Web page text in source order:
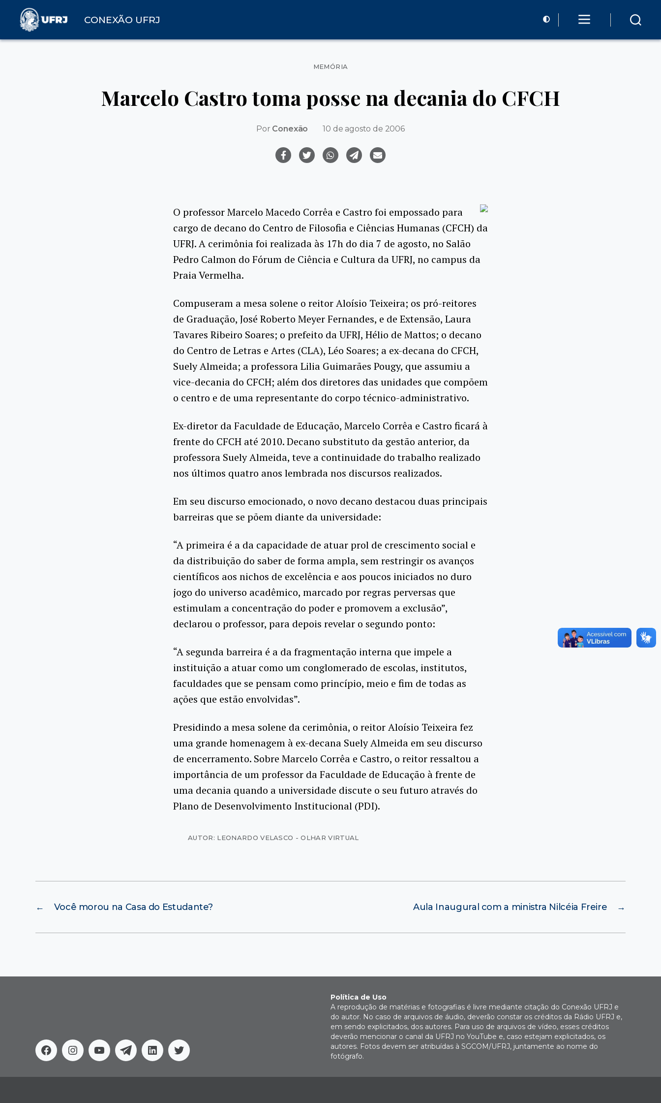
CONEXÃO UFRJ
Categorias
MEMÓRIA
Marcelo Castro toma posse na decania do CFCH
Por Conexão 10 de agosto de 2006
O professor Marcelo Macedo Corrêa e Castro foi empossado para
cargo de decano do Centro de Filosofia e Ciências Humanas (CFCH) da
UFRJ. A cerimônia foi realizada às 17h do dia 7 de agosto, no Salão
Pedro Calmon do Fórum de Ciência e Cultura da UFRJ, no campus da
Praia Vermelha.
Compuseram a mesa solene o reitor Aloísio Teixeira; os pró-reitores
de Graduação, José Roberto Meyer Fernandes, e de Extensão, Laura
Tavares Ribeiro Soares; o prefeito da UFRJ, Hélio de Mattos; o decano
do Centro de Letras e Artes (CLA), Léo Soares; a ex-decana do CFCH,
Suely Almeida; a professora Lilia Guimarães Pougy, que assumiu a
vice-decania do CFCH; além dos diretores das unidades que compõem
o centro e de uma representante do corpo técnico-administrativo.
Ex-diretor da Faculdade de Educação, Marcelo Corrêa e Castro ficará à
frente do CFCH até 2010. Decano substituto da gestão anterior, da
professora Suely Almeida, teve a continuidade do trabalho realizado
nos últimos quatro anos lembrada nos discursos realizados.
Em seu discurso emocionado, o novo decano destacou duas principais
barreiras que se põem diante da universidade:
“A primeira é a da capacidade de atuar prol de crescimento social e
da distribuição do saber de forma ampla, sem restringir os avanços
científicos aos nichos de excelência e aos poucos iniciados no duro
jogo do universo acadêmico, marcado por regras perversas que
estimulam a concentração do poder e promovem a exclusão”,
declarou o professor, para depois revelar o segundo ponto:
“A segunda barreira é a da fragmentação interna que impele a
instituição a atuar como um conglomerado de escolas, institutos,
faculdades que se pensam como princípio, meio e fim de todas as
ações que estão envolvidas”.
Presidindo a mesa solene da cerimônia, o reitor Aloísio Teixeira fez
uma grande homenagem à ex-decana Suely Almeida em seu discurso
de encerramento. Sobre Marcelo Corrêa e Castro, o reitor ressaltou a
importância de um professor da Faculdade de Educação à frente de
uma decania quando a universidade discute o seu futuro através do
Plano de Desenvolvimento Institucional (PDI).
AUTOR: LEONARDO VELASCO - OLHAR VIRTUAL
← Você morou na Casa do Estudante? →
Aula Inaugural com a ministra Nilcéia Freire
FacebookInstagram
YoutubeTelegramLinkedinTwitter
Política de Uso
A reprodução de matérias e fotografias é livre mediante citação do Conexão UFRJ e
do autor. No caso de arquivos de áudio, deverão constar os créditos da Rádio UFRJ e,
em sendo explicitados, dos autores. Para uso de arquivos de vídeo, esses créditos
deverão mencionar o canal da UFRJ no YouTube e, caso estejam explicitados, os
autores. Fotos devem ser atribuídas à SGCOM/UFRJ, juntamente ao nome do
fotógrafo.